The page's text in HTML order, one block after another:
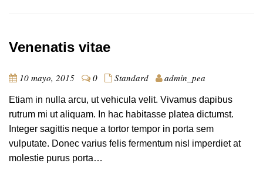
Venenatis vitae
10 mayo, 2015 0 Standard admin_pea
Etiam in nulla arcu, ut vehicula velit. Vivamus dapibus
rutrum mi ut aliquam. In hac habitasse platea dictumst.
Integer sagittis neque a tortor tempor in porta sem
vulputate. Donec varius felis fermentum nisl imperdiet at
molestie purus porta…